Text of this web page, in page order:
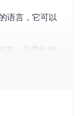
语言，它可以
器，无需针对
，即可获取补